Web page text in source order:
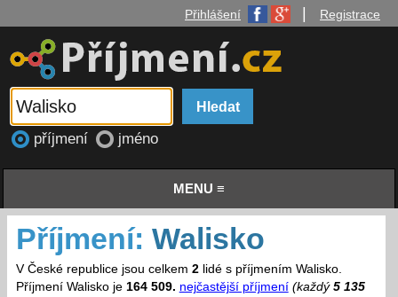
Přihlášení Registrace
příjmení jméno
MENU ≡
Příjmení: Walisko
V České republice jsou celkem 2lidé s příjmením Walisko.
Příjmení Walisko je 164 509. nejčastější příjmení (každý 5 135